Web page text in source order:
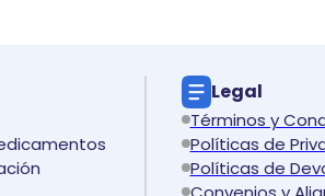
Legal
Términos y
Políticas de
Políticas de